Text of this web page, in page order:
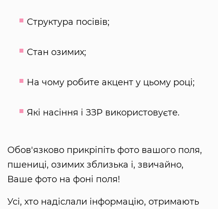
Структура посівів;
Стан озимих;
На чому робите акцент у цьому році;
Які насіння і ЗЗР використовуєте.
Обов'язково прикріпіть фото вашого поля,
пшениці, озимих зблизька і, звичайно,
Ваше фото на фоні поля!
Усі, хто надіслали інформацію, отримають